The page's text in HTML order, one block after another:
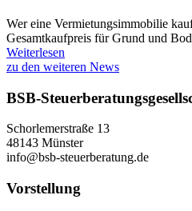
Wer eine Vermietungsimmobilie
Gesamtkaufpreis für Grund und
Weiterlesen
zu den weiteren News
BSB-
Schorlemerstraße 13
48143 Münster
info@bsb-steuerberatung.de
Vorstellung